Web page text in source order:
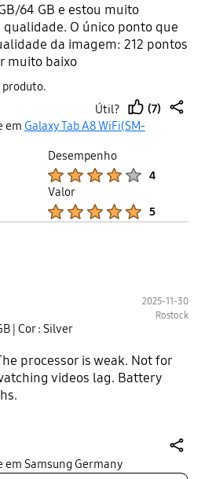
64 GB e estou muito
O único ponto que
da imagem: 212 pontos
muito baixo
produto.
Útil?
thumb
(7)
em Galaxy Tab A8 WiFi(SM-
Desempenho
4
Valor
5
2025-11-30
Rostock
| Cor : Silver
processor is weak. Not for
videos lag. Battery
Samsung Germany